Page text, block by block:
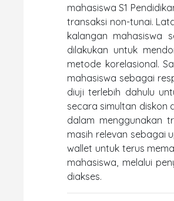
mahasiswa S1
transaksi non-tunai.
kalangan mahasiswa
dilakukan untuk
metode korelasional.
mahasiswa sebagai
diuji terlebih dahulu
secara simultan diskon
dalam menggunakan
masih relevan sebagai
wallet untuk terus
mahasiswa, melalui
diakses.